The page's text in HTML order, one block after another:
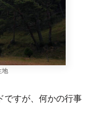
地
ですが、何かの行事